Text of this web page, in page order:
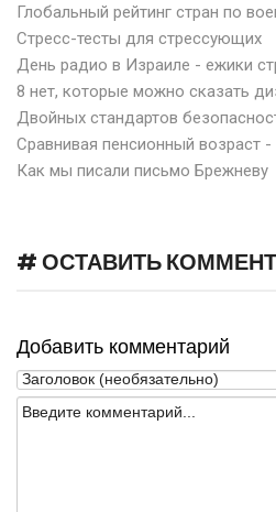
Глобальный рейтинг стран по
Стресс-тесты для стрессующих
День радио в Израиле - ежики
8 нет, которые можно сказать
Двойных стандартов
Сравнивая пенсионный возраст -
Как мы писали письмо Брежневу
# ОСТАВИТЬ
Добавить комментарий